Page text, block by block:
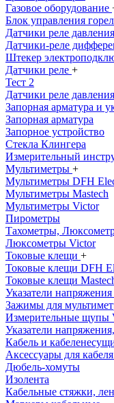
Газовое оборудование
Блок управления
Датчики реле
Датчики-реле
Штекер
Датчики реле +
Тест 2
Датчики реле
Запорная арматура и
Запорная арматура
Запорное устройство
Стекла Клингера
Измерительный
Мультиметры +
Мультиметры DFH
Мультиметры Mastech
Мультиметры Victor
Пирометры
Тахометры,
Люксометры Victor
Токовые клещи +
Токовые клещи DFH
Токовые клещи
Указатели
Зажимы для
Измерительные щупы
Указатели
Кабель и
Аксессуары для кабеля
Дюбель-хомуты
Изолента
Кабельные стяжки,